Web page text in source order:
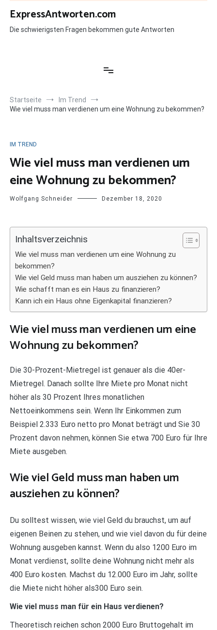
Zum
Inhalt
springen
ExpressAntworten.com
Die schwierigsten Fragen bekommen gute Antworten
Startseite
Im Trend
Wie viel muss man verdienen um eine Wohnung zu bekommen?
IM TREND
Wie viel muss man verdienen um
eine Wohnung zu bekommen?
Wolfgang Schneider Dezember 18, 2020
Inhaltsverzeichnis
Wie viel muss man verdienen um eine Wohnung zu
bekommen?
Wie viel Geld muss man haben um ausziehen zu können?
Wie schafft man es ein Haus zu finanzieren?
Kann ich ein Haus ohne Eigenkapital finanzieren?
Wie viel muss man verdienen um eine
Wohnung zu bekommen?
Die 30-Prozent-Mietregel ist genauer als die 40er-
Mietregel. Danach sollte Ihre Miete pro Monat nicht
höher als 30 Prozent Ihres monatlichen
Nettoeinkommens sein. Wenn Ihr Einkommen zum
Beispiel 2.333 Euro netto pro Monat beträgt und Sie 30
Prozent davon nehmen, können Sie etwa 700 Euro für Ihre
Miete ausgeben.
Wie viel Geld muss man haben um
ausziehen zu können?
Du solltest wissen, wie viel Geld du brauchst, um auf
eigenen Beinen zu stehen, und wie viel davon du für deine
Wohnung ausgeben kannst. Wenn du also 1200 Euro im
Monat verdienst, sollte deine Wohnung nicht mehr als
400 Euro kosten. Machst du 12.000 Euro im Jahr, sollte
die Miete nicht höher als300 Euro sein.
Wie viel muss man für ein Haus verdienen?
Theoretisch reichen schon 2000 Euro Bruttogehalt im